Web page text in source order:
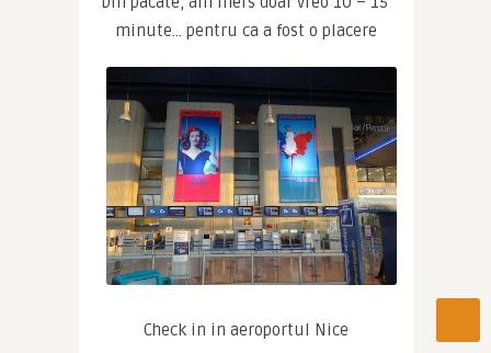
minute… pentru ca a fost o placere
Check in in aeroportul Nice